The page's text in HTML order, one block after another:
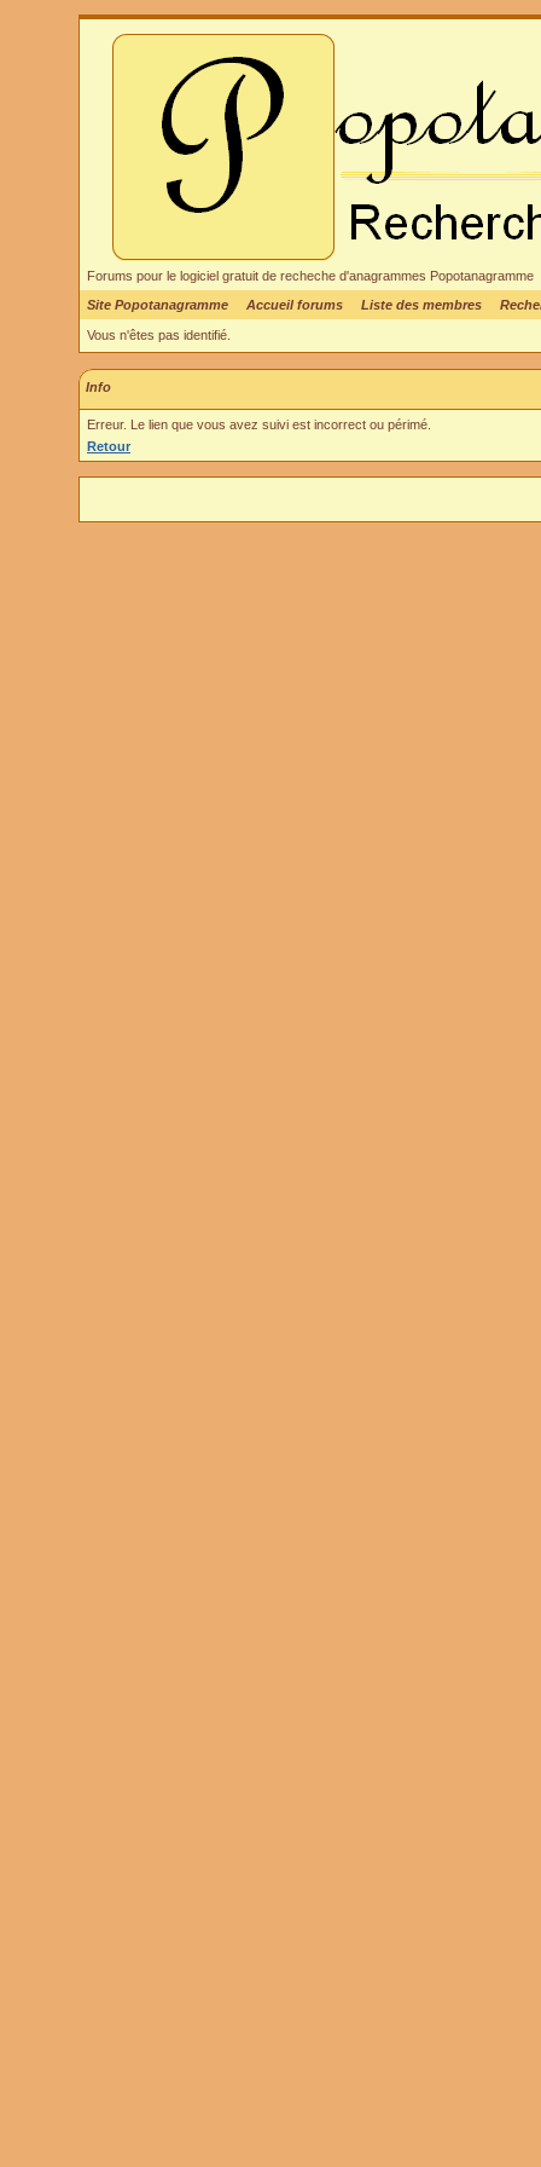
Forums pour le logiciel gratuit de recheche d'anagrammes Popotanagramme
Site Popotanagramme
Accueil forums Liste des membres
Vous n'êtes pas identifié.
Info
Erreur. Le lien que vous avez suivi est incorrect ou périmé.
Retour